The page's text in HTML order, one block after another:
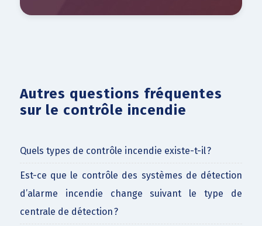
Autres questions fréquentes
sur le contrôle incendie
Quels types de contrôle incendie existe-t-il ?
Est-ce que le contrôle des systèmes de détection
d’alarme incendie change suivant le type de
centrale de détection ?